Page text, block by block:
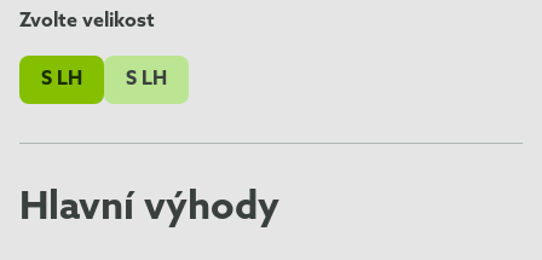
Zvolte velikost
S LH S LH
Hlavní výhody